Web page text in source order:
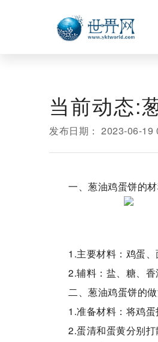
当前动态:
发布日期： 2023-06-19
一、葱油鸡蛋饼的材
1.主要材料：鸡蛋、
2.辅料：盐、糖、香
二、葱油鸡蛋饼的做
1.准备材料：将鸡
2.蛋清和蛋黄分别